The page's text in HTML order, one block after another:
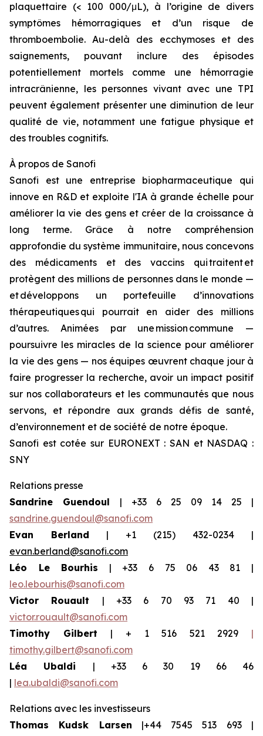
plaquettaire (< 100 000/μL), à l’origine de divers
symptômes hémorragiques et d’un risque de
thromboembolie. Au-delà des ecchymoses et des
saignements, pouvant inclure des épisodes
potentiellement mortels comme une hémorragie
intracrânienne, les personnes vivant avec une TPI
peuvent également présenter une diminution de leur
qualité de vie, notamment une fatigue physique et
des troubles cognitifs.
À propos de Sanofi
Sanofi est une entreprise biopharmaceutique qui
innove en R&D et exploite l'IA à grande échelle pour
améliorer la vie des gens et créer de la croissance à
long terme. Grâce à notre compréhension
approfondie du système immunitaire, nous concevons
des médicaments et des vaccins qui traitent et
protègent des millions de personnes dans le monde —
et développons un portefeuille d’innovations
thérapeutiques qui pourrait en aider des millions
d’autres. Animées par une mission commune —
poursuivre les miracles de la science pour améliorer
la vie des gens — nos équipes œuvrent chaque jour à
faire progresser la recherche, avoir un impact positif
sur nos collaborateurs et les communautés que nous
servons, et répondre aux grands défis de santé,
d’environnement et de société de notre époque.
Sanofi est cotée sur EURONEXT : SAN et NASDAQ :
SNY
Relations presse
Sandrine Guendoul | +33 6 25 09 14 25 |
sandrine.guendoul@sanofi.com
Evan Berland | +1 (215) 432-0234 |
evan.berland@sanofi.com
Léo Le Bourhis | +33 6 75 06 43 81 |
leo.lebourhis@sanofi.com
Victor Rouault | +33 6 70 93 71 40 |
victor.rouault@sanofi.com
Timothy Gilbert | + 1 516 521 2929 |
timothy.gilbert@sanofi.com
Léa Ubaldi | +33 6 30 19 66 46
| lea.ubaldi@sanofi.com
Relations avec les investisseurs
Thomas Kudsk Larsen |+44 7545 513 693 |